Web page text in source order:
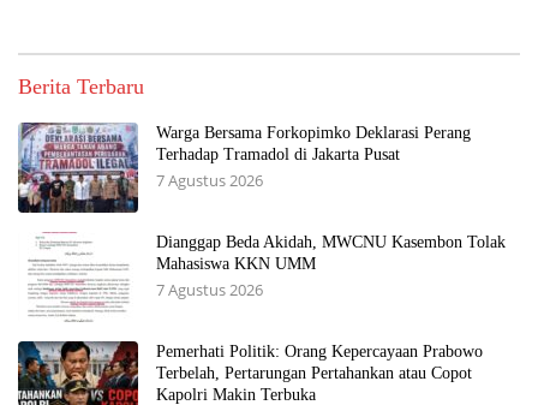
Berita Terbaru
Warga Bersama Forkopimko Deklarasi Perang
Terhadap Tramadol di Jakarta Pusat
7 Agustus 2026
Dianggap Beda Akidah, MWCNU Kasembon Tolak
Mahasiswa KKN UMM
7 Agustus 2026
Pemerhati Politik: Orang Kepercayaan Prabowo
Terbelah, Pertarungan Pertahankan atau Copot
Kapolri Makin Terbuka